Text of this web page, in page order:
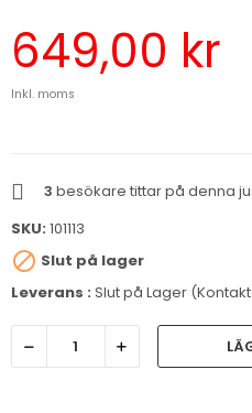
649,00 kr
Inkl. moms
3 besökare tittar på denna
SKU: 101113
 Slut på lager
Leverans : Slut på Lager